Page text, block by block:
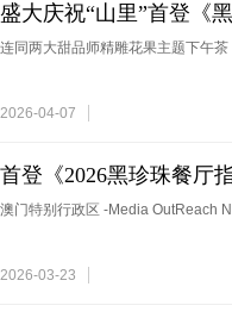
盛大庆祝“山里”首登《
连同两大甜品师精雕花果主题下午
2026-04-07
首登《2026黑珍珠餐厅
享一钻荣誉评级
澳门特别行政区 -Media OutReach
2026-03-23